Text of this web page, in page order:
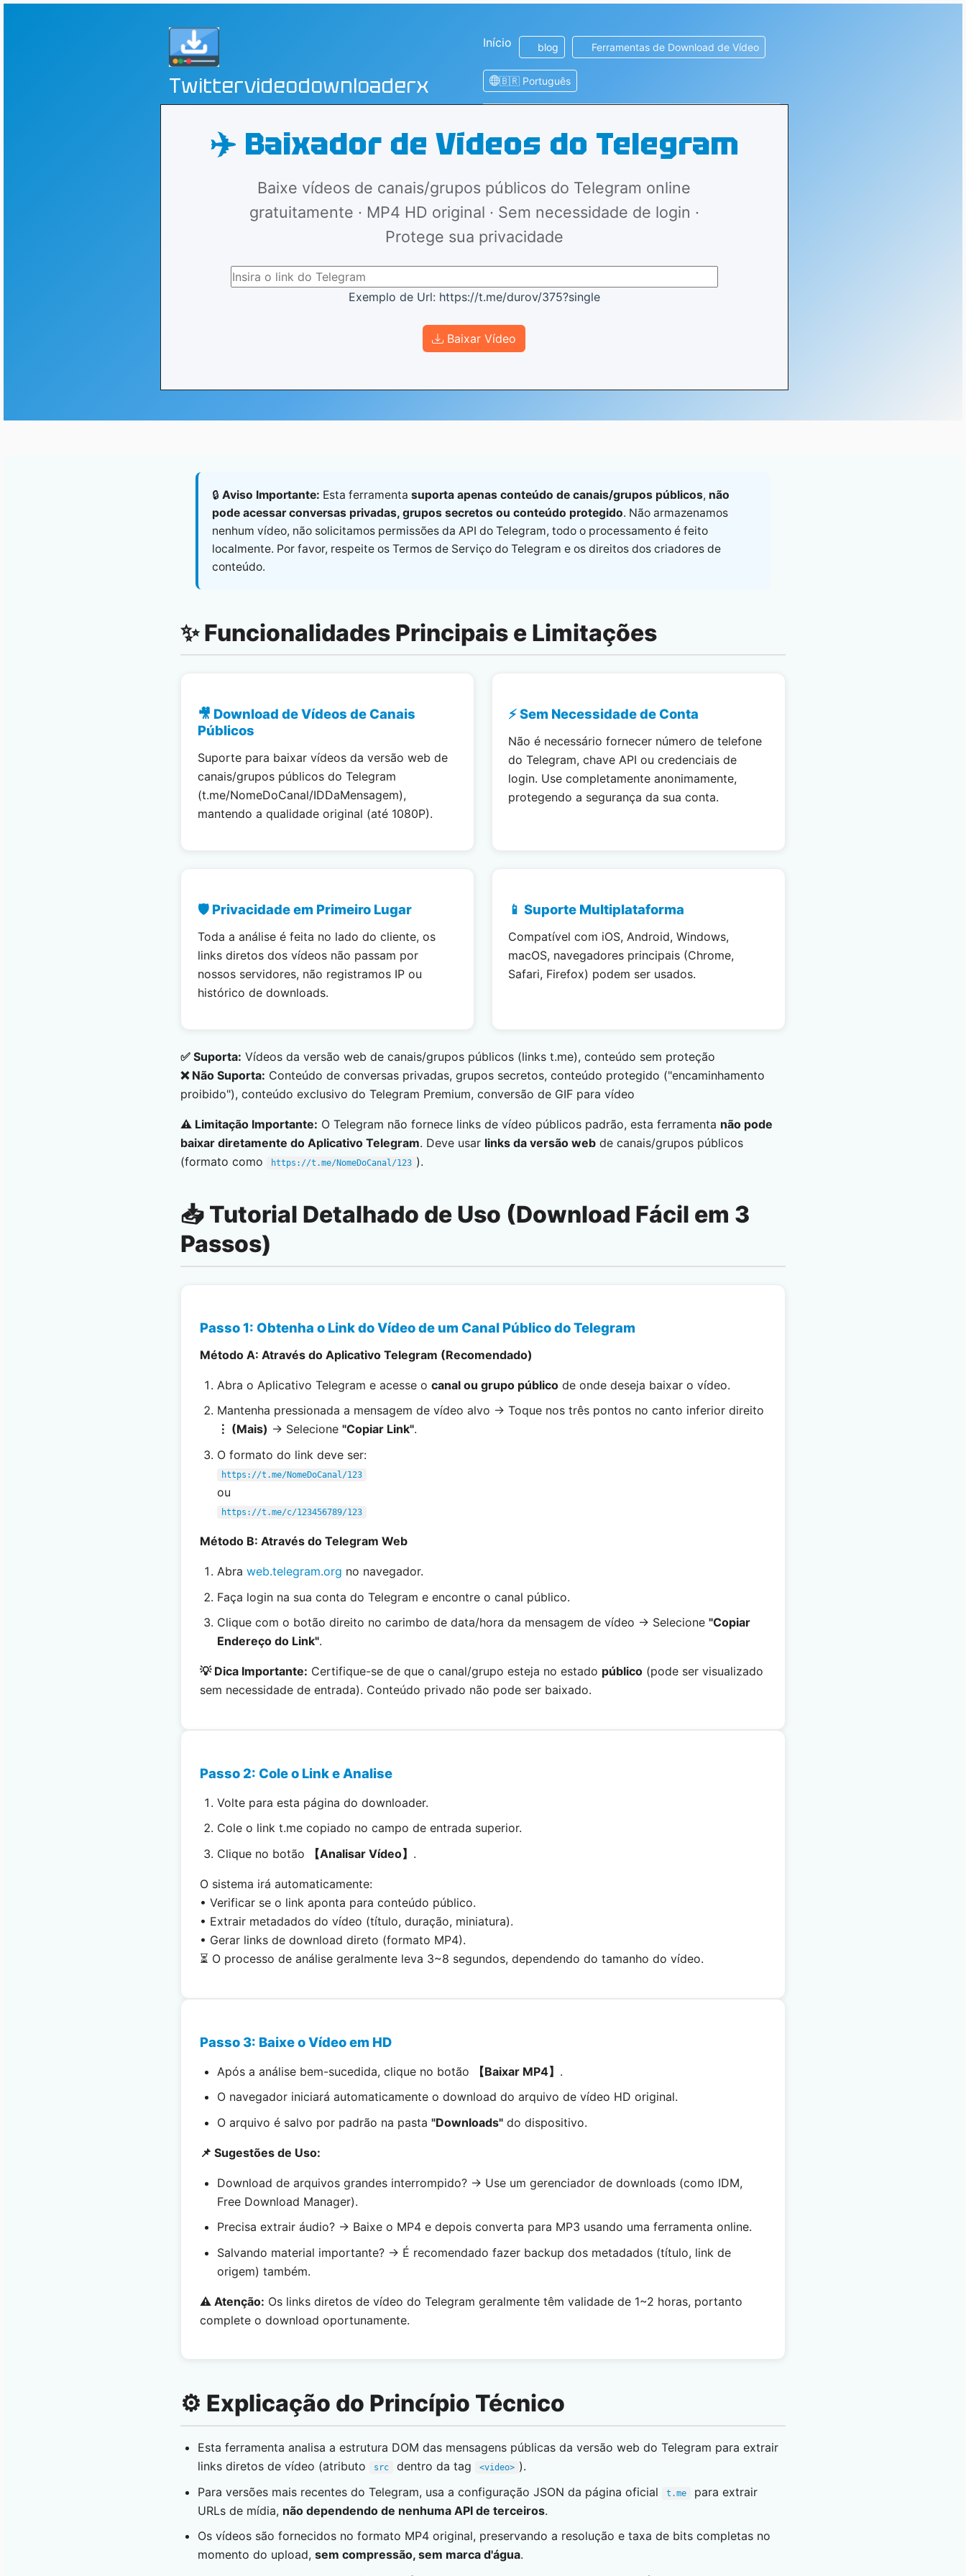
Twittervideodownloaderx
Início blog Ferramentas de Download de Vídeo
🇧🇷 Português
✈️ Baixador de Vídeos do Telegram
Baixe vídeos de canais/grupos públicos do Telegram online
gratuitamente · MP4 HD original · Sem necessidade de login ·
Protege sua privacidade
Exemplo de Url: https://t.me/durov/375?single
Baixar Vídeo
🔒Aviso Importante: Esta ferramentasuporta apenas conteúdo de canais/grupos públicos, não
pode acessar conversas privadas, grupos secretos ou conteúdo protegido. Não armazenamos
nenhum vídeo, não solicitamos permissões da API do Telegram, todo o processamento é feito
localmente. Por favor, respeite os Termos de Serviço do Telegram e os direitos dos criadores de
conteúdo.
✨ Funcionalidades Principais e Limitações
🎥 Download de Vídeos de Canais
Públicos
Suporte para baixar vídeos da versão web de
canais/grupos públicos do Telegram
(t.me/NomeDoCanal/IDDaMensagem),
mantendo a qualidade original (até 1080P).
⚡ Sem Necessidade de Conta
Não é necessário fornecer número de telefone
do Telegram, chave API ou credenciais de
login. Use completamente anonimamente,
protegendo a segurança da sua conta.
🛡️ Privacidade em Primeiro Lugar
Toda a análise é feita no lado do cliente, os
links diretos dos vídeos não passam por
nossos servidores, não registramos IP ou
histórico de downloads.
📱 Suporte Multiplataforma
Compatível com iOS, Android, Windows,
macOS, navegadores principais (Chrome,
Safari, Firefox) podem ser usados.
✅ Suporta: Vídeos da versão web de canais/grupos públicos (links t.me), conteúdo sem proteção
❌ Não Suporta: Conteúdo de conversas privadas, grupos secretos, conteúdo protegido ("encaminhamento
proibido"), conteúdo exclusivo do Telegram Premium, conversão de GIF para vídeo
⚠️ Limitação Importante: O Telegram não fornece links de vídeo públicos padrão, esta ferramenta não pode
baixar diretamente do Aplicativo Telegram. Deve usar links da versão web de canais/grupos públicos
(formato como
https://t.me/NomeDoCanal/123 ).
📥 Tutorial Detalhado de Uso (Download Fácil em 3
Passos)
Passo 1: Obtenha o Link do Vídeo de um Canal Público do Telegram
Método A: Através do Aplicativo Telegram (Recomendado)
Abra o Aplicativo Telegram e acesse o canal ou grupo públicode onde deseja baixar o vídeo.
Mantenha pressionada a mensagem de vídeo alvo → Toque nos três pontos no canto inferior direito
⋮ (Mais) → Selecione "Copiar Link".
O formato do link deve ser:
https://t.me/NomeDoCanal/123
ou
https://t.me/c/123456789/123
Método B: Através do Telegram Web
Abra web.telegram.org no navegador.
Faça login na sua conta do Telegram e encontre o canal público.
Clique com o botão direito no carimbo de data/hora da mensagem de vídeo → Selecione "Copiar
Endereço do Link".
💡 Dica Importante: Certifique-se de que o canal/grupo esteja no estado público(pode ser visualizado
sem necessidade de entrada). Conteúdo privado não pode ser baixado.
Passo 2: Cole o Link e Analise
Volte para esta página do downloader.
Cole o link t.me copiado no campo de entrada superior.
Clique no botão
【Analisar Vídeo】 .
O sistema irá automaticamente:
• Verificar se o link aponta para conteúdo público.
• Extrair metadados do vídeo (título, duração, miniatura).
• Gerar links de download direto (formato MP4).
⏳ O processo de análise geralmente leva 3~8 segundos, dependendo do tamanho do vídeo.
Passo 3: Baixe o Vídeo em HD
Após a análise bem-sucedida, clique no botão 【Baixar MP4】 .
O navegador iniciará automaticamente o download do arquivo de vídeo HD original.
O arquivo é salvo por padrão na pasta "Downloads"do dispositivo.
📌 Sugestões de Uso:
Download de arquivos grandes interrompido? → Use um gerenciador de downloads (como IDM,
Free Download Manager).
Precisa extrair áudio? → Baixe o MP4 e depois converta para MP3 usando uma ferramenta online.
Salvando material importante? → É recomendado fazer backup dos metadados (título, link de
origem) também.
⚠️ Atenção: Os links diretos de vídeo do Telegram geralmente têm validade de 1~2 horas, portanto
complete o download oportunamente.
⚙️ Explicação do Princípio Técnico
Esta ferramenta analisa a estrutura DOM das mensagens públicas da versão web do Telegram para extrair
links diretos de vídeo (atributo
src dentro da tag <video> ).
Para versões mais recentes do Telegram, usa a configuração JSON da página oficial
t.me
para extrair
URLs de mídia, não dependendo de nenhuma API de terceiros.
Os vídeos são fornecidos no formato MP4 original, preservando a resolução e taxa de bits completas no
momento do upload,sem compressão, sem marca d'água.